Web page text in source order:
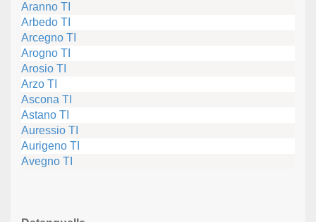
Aranno TI
Arbedo TI
Arcegno TI
Arogno TI
Arosio TI
Arzo TI
Ascona TI
Astano TI
Auressio TI
Aurigeno TI
Avegno TI